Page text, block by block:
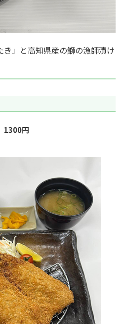
」と高知県産の鰤の漁師漬け
1300円